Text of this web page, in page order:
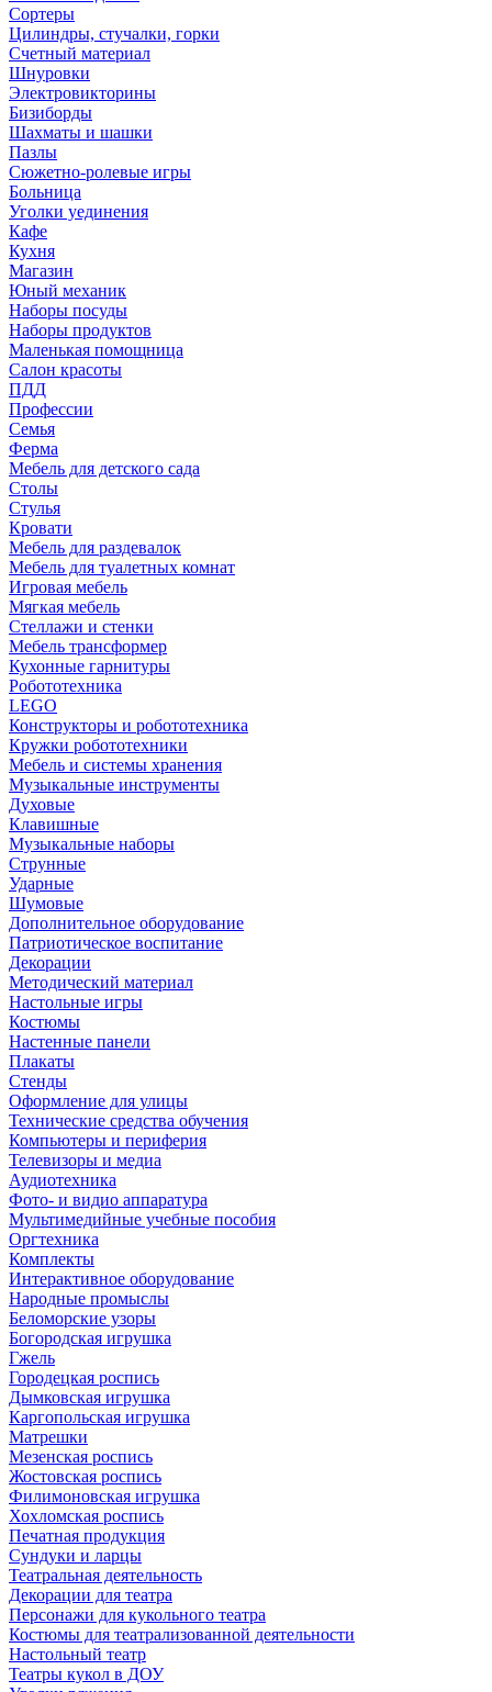
Сортеры
Цилиндры, стучалки, горки
Счетный материал
Шнуровки
Электровикторины
Бизиборды
Шахматы и шашки
Пазлы
Сюжетно-ролевые игры
Больница
Уголки уединения
Кафе
Кухня
Магазин
Юный механик
Наборы посуды
Наборы продуктов
Маленькая помощница
Салон красоты
ПДД
Профессии
Семья
Ферма
Мебель для детского сада
Столы
Cтулья
Кровати
Мебель для раздевалок
Мебель для туалетных комнат
Игровая мебель
Мягкая мебель
Стеллажи и стенки
Мебель трансформер
Кухонные гарнитуры
Робототехника
LEGO
Конструкторы и робототехника
Кружки робототехники
Мебель и системы хранения
Музыкальные инструменты
Духовые
Клавишные
Музыкальные наборы
Струнные
Ударные
Шумовые
Дополнительное оборудование
Патриотическое воспитание
Декорации
Методический материал
Настольные игры
Костюмы
Настенные панели
Плакаты
Стенды
Оформление для улицы
Технические средства обучения
Компьютеры и периферия
Телевизоры и медиа
Аудиотехника
Фото- и видио аппаратура
Мультимедийные учебные пособия
Оргтехника
Комплекты
Интерактивное оборудование
Народные промыслы
Беломорские узоры
Богородская игрушка
Гжель
Городецкая роспись
Дымковская игрушка
Каргопольская игрушка
Матрешки
Мезенская роспись
Жостовская роспись
Филимоновская игрушка
Хохломская роспись
Печатная продукция
Сундуки и ларцы
Театральная деятельность
Декорации для театра
Персонажи для кукольного театра
Костюмы для театрализованной деятельности
Настольный театр
Театры кукол в ДОУ